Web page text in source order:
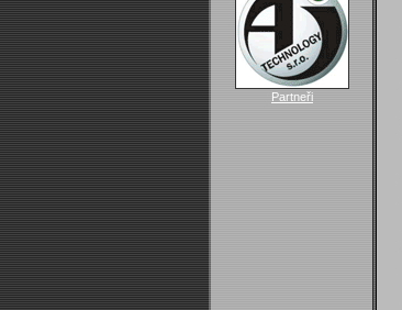
Partneři